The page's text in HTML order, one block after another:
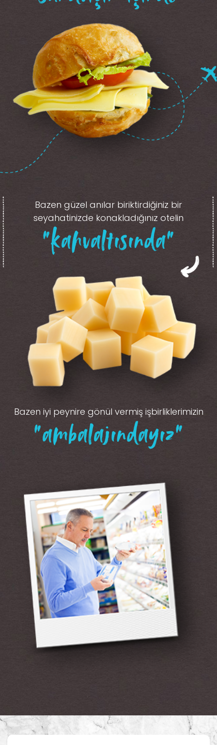
Bazen güzel anılar biriktirdiğiniz bir
seyahatinizde konakladığınız otelin
“kahvaltısında”
Bazen iyi peynire gönül vermiş işbirliklerimizin
“ambalajındayız”